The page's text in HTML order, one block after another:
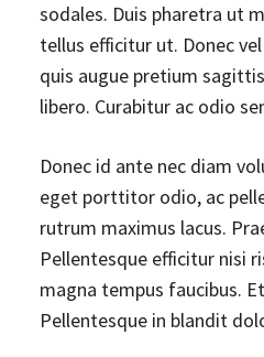
sodales. Duis pharetra ut
tellus efficitur ut. Donec
quis augue pretium
libero. Curabitur ac odio
Donec id ante nec diam
eget porttitor odio, ac
rutrum maximus lacus.
Pellentesque efficitur nisi
magna tempus faucibus.
Pellentesque in blandit